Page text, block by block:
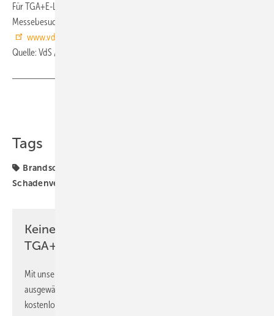
Für TGA+E-Leser stehen kostenlose Eintrittskarten für den
Messebesuch zur Verfügung. Die Freikarten können unter
www.vds.de/tga
Quelle: VdS / jv
Tags
Brandschutz
Schadenverhütung
Keine Zeit? Kein Problem mit dem
TGA+E Newsletter!
Mit unserem Newsletter erhalten Sie regelmäßig von uns
ausgewählte Informationen und Neuigkeiten, gebündelt und
kostenlos direkt ins Postfach.